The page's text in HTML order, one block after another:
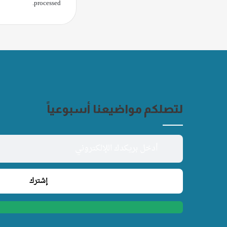
processed
.
لتصلكم مواضيعنا أسبوعياً